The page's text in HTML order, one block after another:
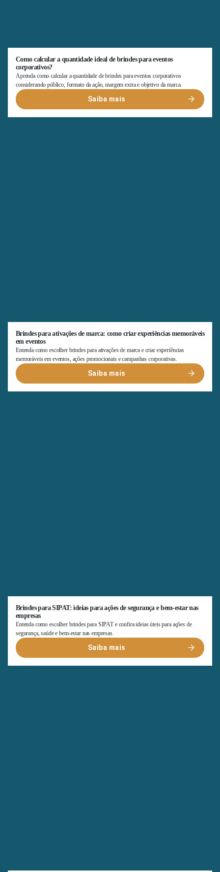
Como calcular a quantidade ideal de brindes para eventos
corporativos?
Aprenda como calcular a quantidade de brindes para eventos corporativos
considerando público, formato da ação, margem extra e objetivo da marca.
Saiba mais
Brindes para ativações de marca: como criar experiências memoráveis
em eventos
Entenda como escolher brindes para ativações de marca e criar experiências
memoráveis em eventos, ações promocionais e campanhas corporativas.
Saiba mais
Brindes para SIPAT: ideias para ações de segurança e bem-estar nas
empresas
Entenda como escolher brindes para SIPAT e confira ideias úteis para ações de
segurança, saúde e bem-estar nas empresas.
Saiba mais